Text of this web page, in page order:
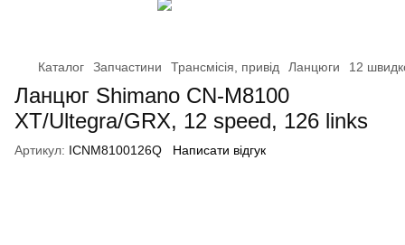
Каталог Запчастини Трансмісія, привід Ланцюги 12
Ланцюг Shimano CN-M8100
XT/Ultegra/GRX, 12 speed, 126 links
Артикул: ICNM8100126Q Написати відгук